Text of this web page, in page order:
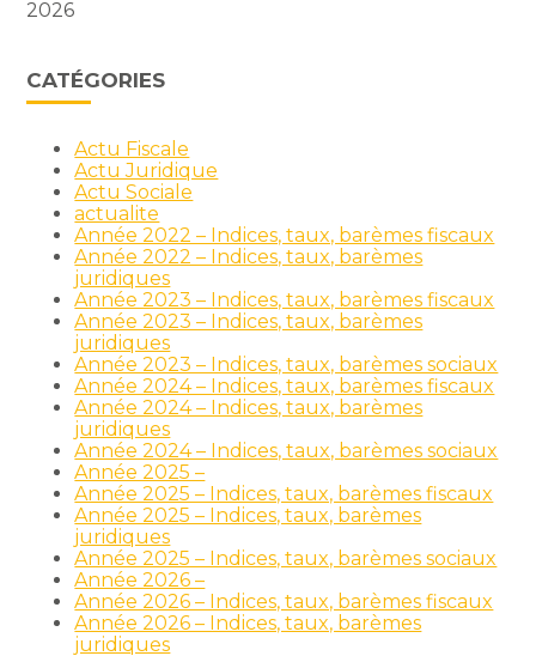
2026
CATÉGORIES
Actu Fiscale
Actu Juridique
Actu Sociale
actualite
Année 2022 – Indices, taux, barèmes fiscaux
Année 2022 – Indices, taux, barèmes
juridiques
Année 2023 – Indices, taux, barèmes fiscaux
Année 2023 – Indices, taux, barèmes
juridiques
Année 2023 – Indices, taux, barèmes sociaux
Année 2024 – Indices, taux, barèmes fiscaux
Année 2024 – Indices, taux, barèmes
juridiques
Année 2024 – Indices, taux, barèmes sociaux
Année 2025 –
Année 2025 – Indices, taux, barèmes fiscaux
Année 2025 – Indices, taux, barèmes
juridiques
Année 2025 – Indices, taux, barèmes sociaux
Année 2026 –
Année 2026 – Indices, taux, barèmes fiscaux
Année 2026 – Indices, taux, barèmes
juridiques